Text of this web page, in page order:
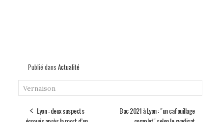
Publié dans Actualité
Vernaison
Lyon : deux suspects
Bac 2021 à Lyon : "un cafouillage